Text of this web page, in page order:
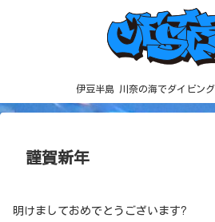
伊豆半島 川奈の海でダイビン
謹賀新年
明けましておめでとうございます?